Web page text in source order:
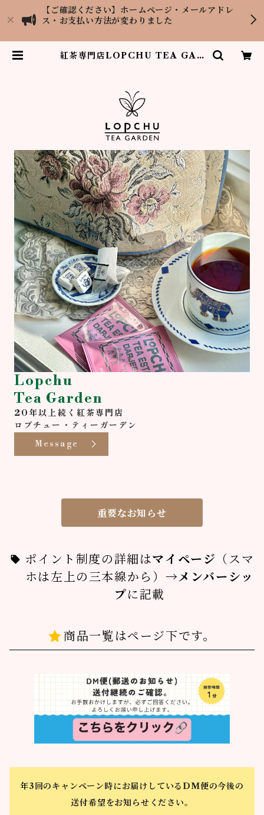
【ご確認ください】ホームページ・メールアドレ
ス・お支払い方法が変わりました
紅茶専門店LOPCHU TEA GAR
Lopchu
Tea Garden
20年以上続く紅茶専門店
ロプチュー・ティーガーデン
Message
重要なお知らせ
ポイント制度の詳細はマイページ
（スマ
ホは左上の三本線から） →メンバーシッ
プに記載
商品一覧はページ下です。
年3回のキャンペーン時にお届けしているDM便の今後の
送付希望をお知らせください。